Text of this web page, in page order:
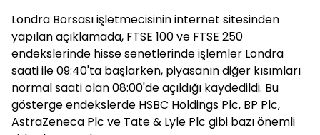
Londra Borsası işletmecisinin internet sitesinden
yapılan açıklamada, FTSE 100 ve FTSE 250
endekslerinde hisse senetlerinde işlemler Londra
saati ile 09:40'ta başlarken, piyasanın diğer kısımları
normal saati olan 08:00'de açıldığı kaydedildi. Bu
gösterge endekslerde HSBC Holdings Plc, BP Plc,
AstraZeneca Plc ve Tate & Lyle Plc gibi bazı önemli